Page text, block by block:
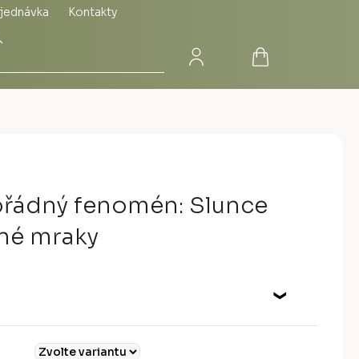
Kontakty
Hledat
Přihlášení Nákupní
fenomén: Slunce
mraky